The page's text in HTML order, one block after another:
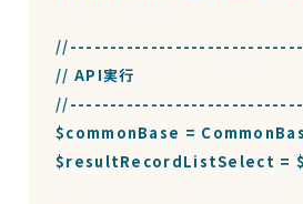
// API実行
$commonBase =
$resultRecordListSelect =